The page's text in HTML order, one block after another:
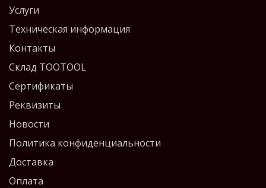
Услуги
Техническая информация
Контакты
Склад TOOTOOL
Сертификаты
Реквизиты
Новости
Политика конфиденциальности
Доставка
Оплата